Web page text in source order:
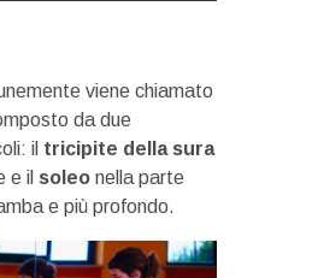
viene chiamato
da due
il tricipite della sura
e il soleo nella parte
e più profondo.